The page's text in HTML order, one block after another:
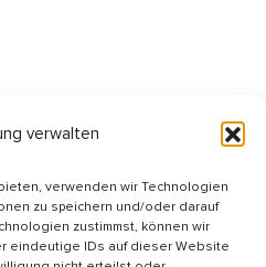
verwalten
verwenden wir Technologien
zu speichern und/oder darauf
zustimmst, können wir
eindeutige IDs auf dieser Website